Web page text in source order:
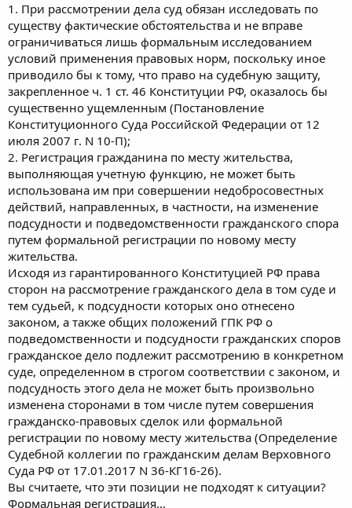
1. При рассмотрении дела суд обязан исследовать по
существу фактические обстоятельства и не вправе
ограничиваться лишь формальным исследованием
условий применения правовых норм, поскольку иное
приводило бы к тому, что право на судебную защиту,
закрепленное ч. 1 ст. 46 Конституции РФ, оказалось бы
существенно ущемленным (Постановление
Конституционного Суда Российской Федерации от 12
июля 2007 г. N 10-П);
2. Регистрация гражданина по месту жительства,
выполняющая учетную функцию, не может быть
использована им при совершении недобросовестных
действий, направленных, в частности, на изменение
подсудности и подведомственности гражданского спора
путем формальной регистрации по новому месту
жительства.
Исходя из гарантированного Конституцией РФ права
сторон на рассмотрение гражданского дела в том суде и
тем судьей, к подсудности которых оно отнесено
законом, а также общих положений ГПК РФ о
подведомственности и подсудности гражданских споров
гражданское дело подлежит рассмотрению в конкретном
суде, определенном в строгом соответствии с законом, и
подсудность этого дела не может быть произвольно
изменена сторонами в том числе путем совершения
гражданско-правовых сделок или формальной
регистрации по новому месту жительства (Определение
Судебной коллегии по гражданским делам Верховного
Суда РФ от 17.01.2017 N 36-КГ16-26).
Вы считаете, что эти позиции не подходят к ситуации?
Формальная регистрация...